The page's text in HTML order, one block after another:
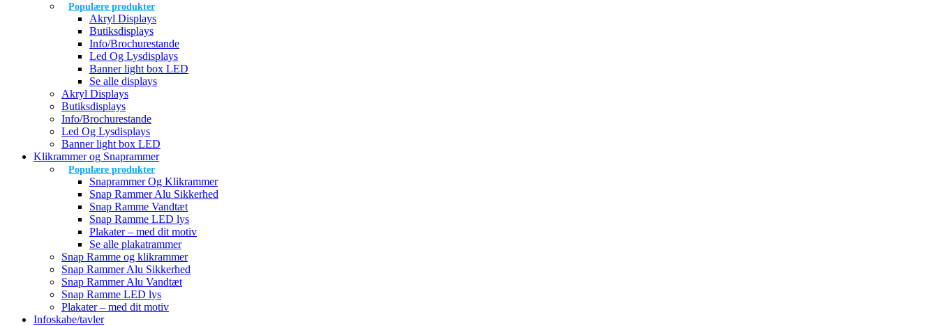
Populære produkter
Akryl Displays
Butiksdisplays
Info/Brochurestande
Led Og Lysdisplays
Banner light box LED
Se alle displays
Akryl Displays
Butiksdisplays
Info/Brochurestande
Led Og Lysdisplays
Banner light box LED
Klikrammer og Snaprammer
Populære produkter
Snaprammer Og Klikrammer
Snap Rammer Alu Sikkerhed
Snap Ramme Vandtæt
Snap Ramme LED lys
Plakater – med dit motiv
Se alle plakatrammer
Snap Ramme og klikrammer
Snap Rammer Alu Sikkerhed
Snap Rammer Alu Vandtæt
Snap Ramme LED lys
Plakater – med dit motiv
Infoskabe/tavler